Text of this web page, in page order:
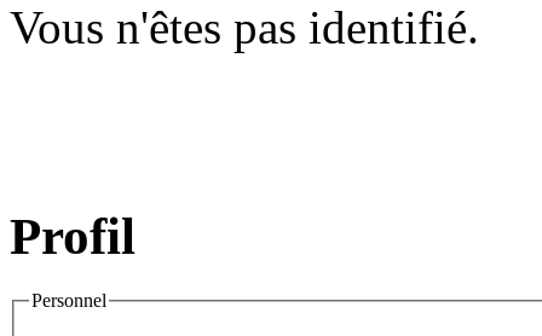
Vous n'êtes pas identifié.
Profil
Personnel